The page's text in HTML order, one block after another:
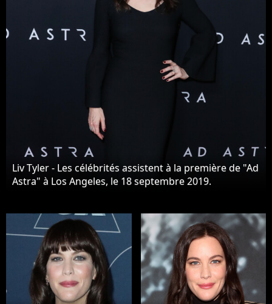
Liv Tyler - Les célébrités assistent à la première de "Ad
Astra" à Los Angeles, le 18 septembre 2019.